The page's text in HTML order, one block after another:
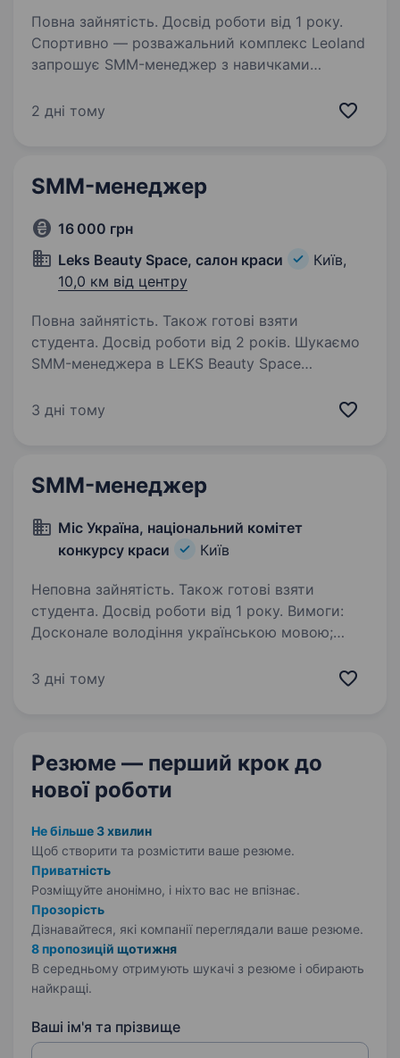
Повна зайнятість. Досвід роботи від 1 року.
Спортивно — розважальний комплекс Leoland
запрошує SMM-менеджер з навичками
кожного процесу в Leoland: Відповідальність
2 дні тому
SMM-менеджер
16 000 грн
Leks Beauty Space, салон краси
Київ,
10,0 км від центру
Повна зайнятість. Також готові взяти
студента. Досвід роботи від 2 років. Шукаємо
SMM-менеджера в LEKS Beauty Space
спеціаліста, який відчуває beauty-сферу, має
3 дні тому
SMM-менеджер
Міс Україна, національний комітет
конкурсу краси
Київ
Неповна зайнятість. Також готові взяти
студента. Досвід роботи від 1 року. Вимоги:
Досконале володіння українською мовою;
середнього (В1) Володіння сучасними
3 дні тому
Резюме — перший крок до
нової роботи
Не більше 3 хвилин
Щоб створити та розмістити ваше резюме.
Приватність
Розміщуйте анонімно, і ніхто вас не впізнає.
Прозорість
Дізнавайтеся, які компанії переглядали ваше резюме.
8 пропозицій щотижня
В середньому отримують шукачі з резюме і обирають
найкращі.
Ваші ім'я та прізвище